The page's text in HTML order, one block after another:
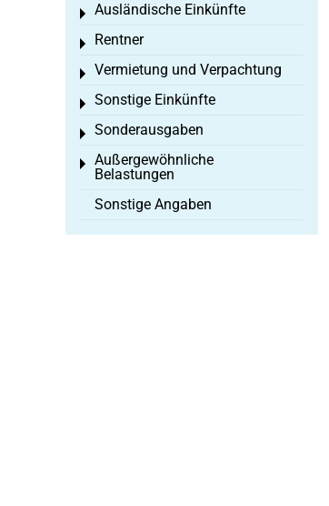
Ausländische Einkünfte
Toggle menu
Rentner
Toggle menu
Vermietung und Verpachtung
Toggle menu
Sonstige Einkünfte
Toggle menu
Sonderausgaben
Toggle menu
Außergewöhnliche
Belastungen
Toggle menu
Sonstige Angaben